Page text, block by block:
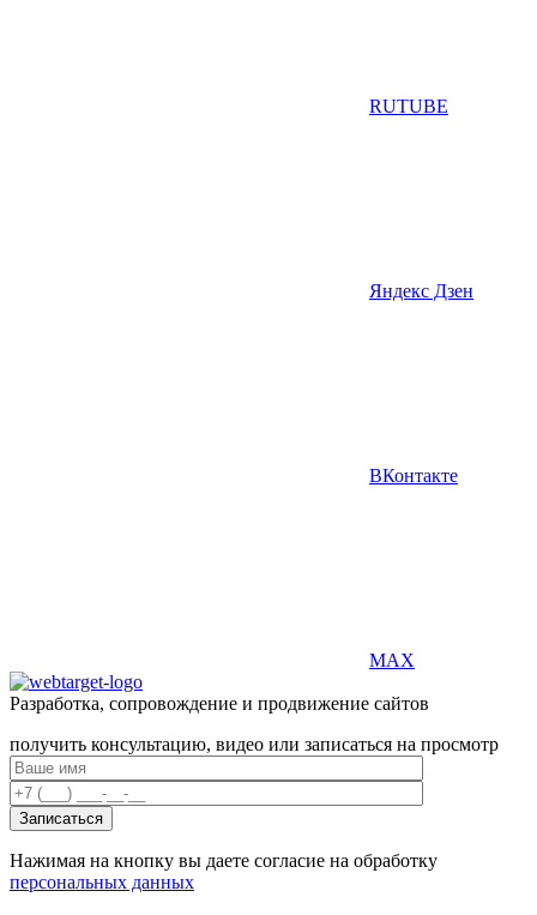
RUTUBE
Яндекс Дзен
ВКонтакте
MAX
Разработка, сопровождение и продвижение сайтов
получить консультацию, видео или записаться на просмотр
Нажимая на кнопку вы даете согласие на обработку
персональных данных